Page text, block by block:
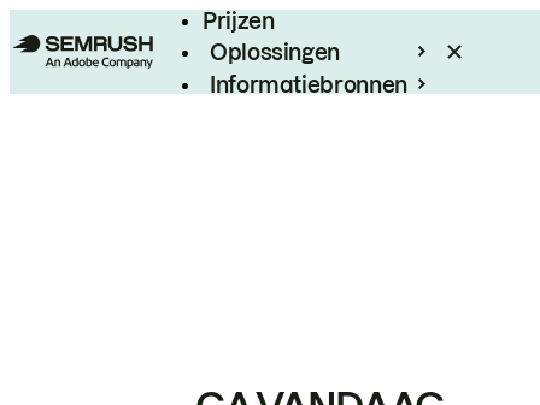
Prijzen
Oplossingen
Informatiebronnen